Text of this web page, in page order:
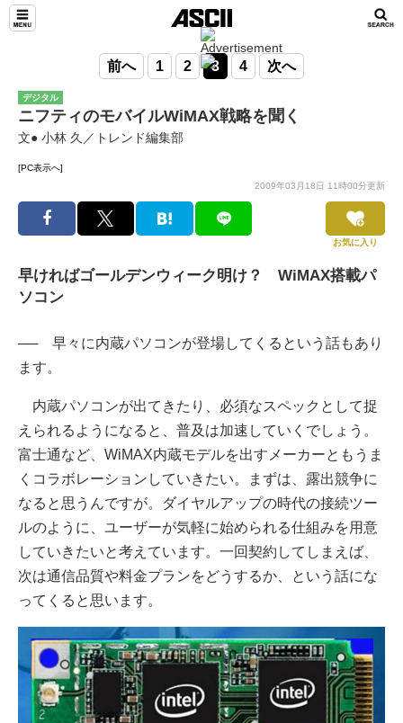
前へ 1 2 3 4 次へ
デジタル
ニフティのモバイルWiMAX戦略を聞く
文● 小林 久／トレンド編集部
[PC表示へ]
2009年03月18日 11時00分更新
お気に入り
早ければゴールデンウィーク明け？ WiMAX搭載パ
ソコン
── 早々に内蔵パソコンが登場してくるという話もあり
ます。
内蔵パソコンが出てきたり、必須なスペックとして捉
えられるようになると、普及は加速していくでしょう。
富士通など、WiMAX内蔵モデルを出すメーカーともうま
くコラボレーションしていきたい。まずは、露出競争に
なると思うんですが。ダイヤルアップの時代の接続ツー
ルのように、ユーザーが気軽に始められる仕組みを用意
していきたいと考えています。一回契約してしまえば、
次は通信品質や料金プランをどうするか、という話にな
ってくると思います。